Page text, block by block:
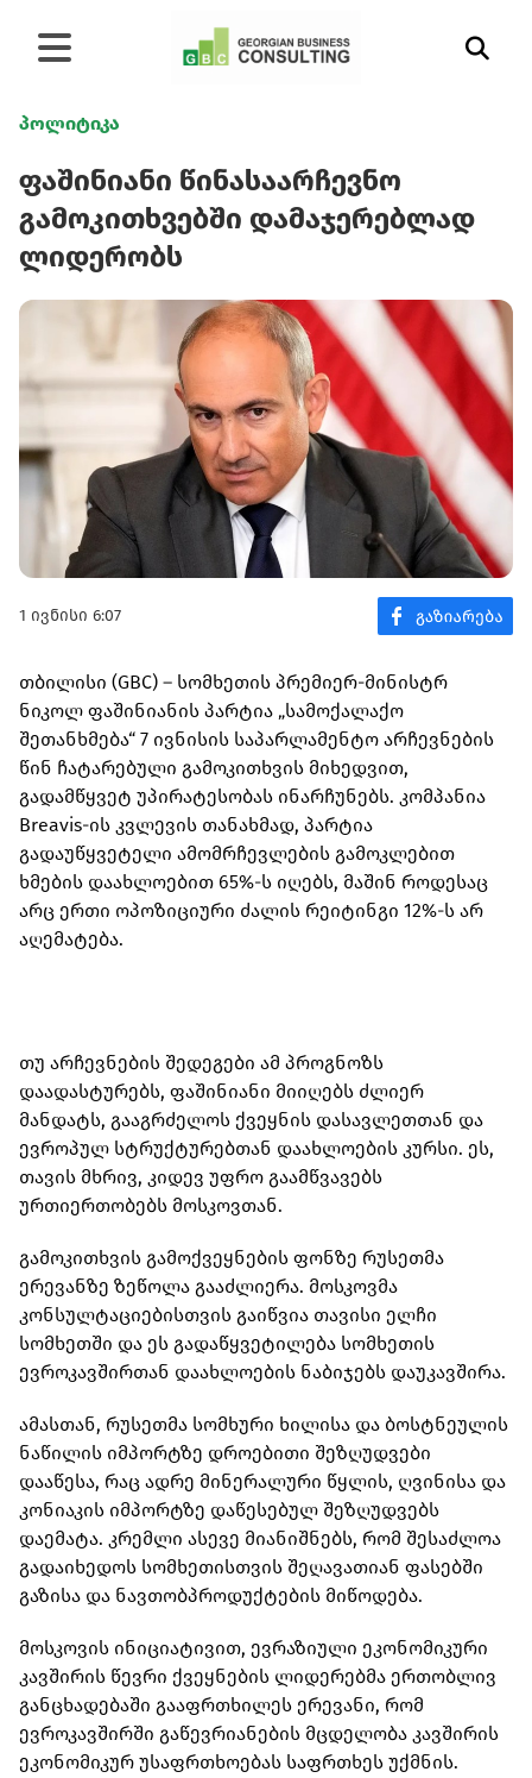
პოლიტიკა
ფაშინიანი წინასაარჩევნო
გამოკითხვებში დამაჯერებლად
ლიდერობს
1 ივნისი 6:07
თბილისი (GBC) – სომხეთის პრემიერ-მინისტრ
ნიკოლ ფაშინიანის პარტია „სამოქალაქო
შეთანხმება“ 7 ივნისის საპარლამენტო არჩევნების
წინ ჩატარებული გამოკითხვის მიხედვით,
გადამწყვეტ უპირატესობას ინარჩუნებს. კომპანია
Breavis-ის კვლევის თანახმად, პარტია
გადაუწყვეტელი ამომრჩევლების გამოკლებით
ხმების დაახლოებით 65%-ს იღებს, მაშინ როდესაც
არც ერთი ოპოზიციური ძალის რეიტინგი 12%-ს არ
აღემატება.
თუ არჩევნების შედეგები ამ პროგნოზს
დაადასტურებს, ფაშინიანი მიიღებს ძლიერ
მანდატს, გააგრძელოს ქვეყნის დასავლეთთან და
ევროპულ სტრუქტურებთან დაახლოების კურსი. ეს,
თავის მხრივ, კიდევ უფრო გაამწვავებს
ურთიერთობებს მოსკოვთან.
გამოკითხვის გამოქვეყნების ფონზე რუსეთმა
ერევანზე ზეწოლა გააძლიერა. მოსკოვმა
კონსულტაციებისთვის გაიწვია თავისი ელჩი
სომხეთში და ეს გადაწყვეტილება სომხეთის
ევროკავშირთან დაახლოების ნაბიჯებს დაუკავშირა.
ამასთან, რუსეთმა სომხური ხილისა და ბოსტნეულის
ნაწილის იმპორტზე დროებითი შეზღუდვები
დააწესა, რაც ადრე მინერალური წყლის, ღვინისა და
კონიაკის იმპორტზე დაწესებულ შეზღუდვებს
დაემატა. კრემლი ასევე მიანიშნებს, რომ შესაძლოა
გადაიხედოს სომხეთისთვის შეღავათიან ფასებში
გაზისა და ნავთობპროდუქტების მიწოდება.
მოსკოვის ინიციატივით, ევრაზიული ეკონომიკური
კავშირის წევრი ქვეყნების ლიდერებმა ერთობლივ
განცხადებაში გააფრთხილეს ერევანი, რომ
ევროკავშირში გაწევრიანების მცდელობა კავშირის
ეკონომიკურ უსაფრთხოებას საფრთხეს უქმნის.